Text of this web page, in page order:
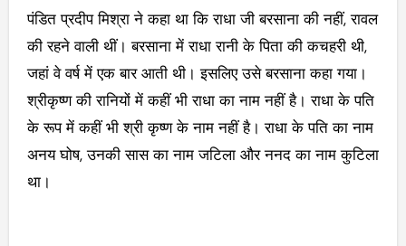
पंडित प्रदीप मिश्रा ने कहा था कि राधा जी बरसाना की नहीं, रावल
की रहने वाली थीं। बरसाना में राधा रानी के पिता की कचहरी थी,
जहां वे वर्ष में एक बार आती थी। इसलिए उसे बरसाना कहा गया।
श्रीकृष्ण की रानियों में कहीं भी राधा का नाम नहीं है। राधा के पति
के रूप में कहीं भी श्री कृष्ण के नाम नहीं है। राधा के पति का नाम
अनय घोष, उनकी सास का नाम जटिला और ननद का नाम कुटिला
था।